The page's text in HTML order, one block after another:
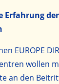
Erfahrung der
EUROPE
wollen
an den